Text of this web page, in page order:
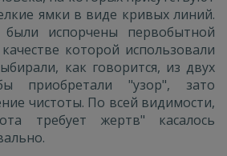
ямки в виде кривых линий.
испорчены первобытной
которой использовали
как говорится, из двух
приобретали "узор", зато
чистоты. По всей видимости,
требует жертв" касалось